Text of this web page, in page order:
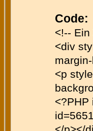
Code:
<!--
<div
<p
<?PHP